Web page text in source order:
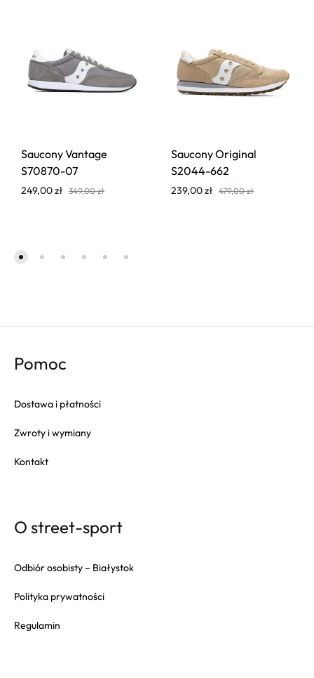
Saucony Vantage
S70870-07
249,00zł 349,00zł
Saucony Original
S2044-662
239,00zł 479,00zł
Pomoc
Dostawa i płatności
Zwroty i wymiany
Kontakt
O street-sport
Odbiór osobisty – Białystok
Polityka prywatności
Regulamin